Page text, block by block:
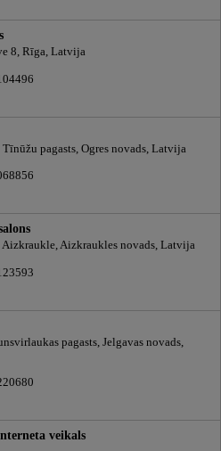
8, Rīga, Latvija
pagasts, Ogres novads, Latvija
Aizkraukle, Aizkraukles novads, Latvija
pagasts, Jelgavas novads,
veikals